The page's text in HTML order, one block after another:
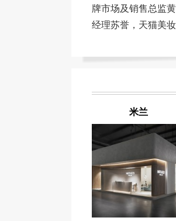
牌市场及销售总监
经理苏誉，天猫美
米兰